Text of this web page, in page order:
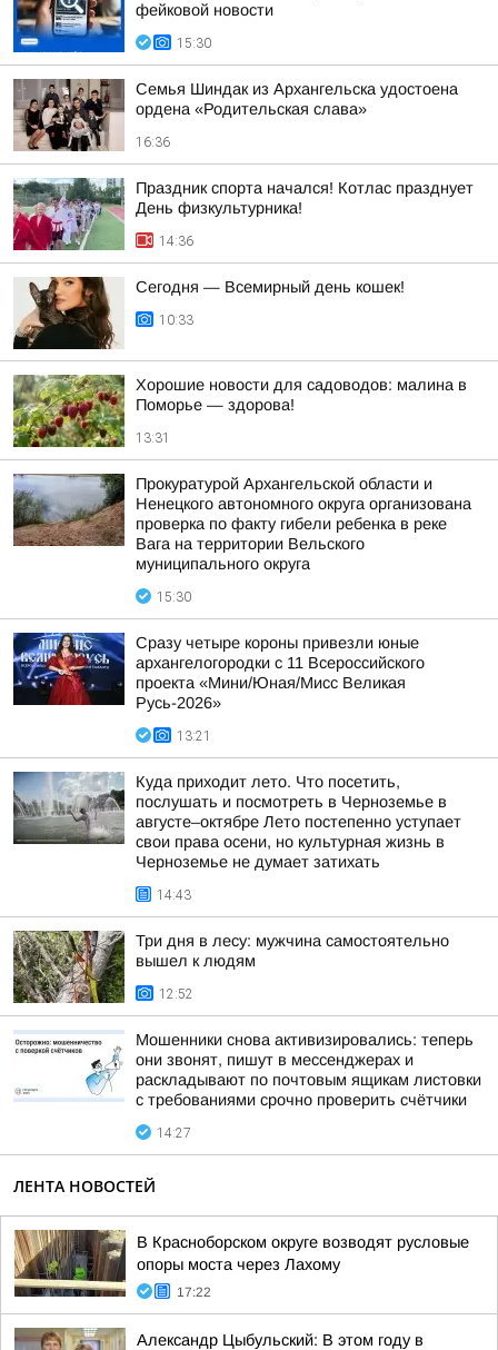
фейковой новости
15:30
Семья Шиндак из Архангельска удостоена
ордена «Родительская слава»
16:36
Праздник спорта начался! Котлас празднует
День физкультурника!
14:36
Сегодня — Всемирный день кошек!
10:33
Хорошие новости для садоводов: малина в
Поморье — здорова!
13:31
Прокуратурой Архангельской области и
Ненецкого автономного округа организована
проверка по факту гибели ребенка в реке
Вага на территории Вельского
муниципального округа
15:30
Сразу четыре короны привезли юные
архангелогородки с 11 Всероссийского
проекта «Мини/Юная/Мисс Великая
Русь-2026»
13:21
Куда приходит лето. Что посетить,
послушать и посмотреть в Черноземье в
августе–октябре Лето постепенно уступает
свои права осени, но культурная жизнь в
Черноземье не думает затихать
14:43
Три дня в лесу: мужчина самостоятельно
вышел к людям
12:52
Мошенники снова активизировались: теперь
они звонят, пишут в мессенджерах и
раскладывают по почтовым ящикам листовки
с требованиями срочно проверить счётчики
14:27
ЛЕНТА НОВОСТЕЙ
В Красноборском округе возводят русловые
опоры моста через Лахому
17:22
Александр Цыбульский: В этом году в